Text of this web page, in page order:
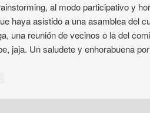
al modo participativo y
haya asistido a una asamblea del
una reunión de vecinos o la del
jaja. Un saludete y enhorabuena